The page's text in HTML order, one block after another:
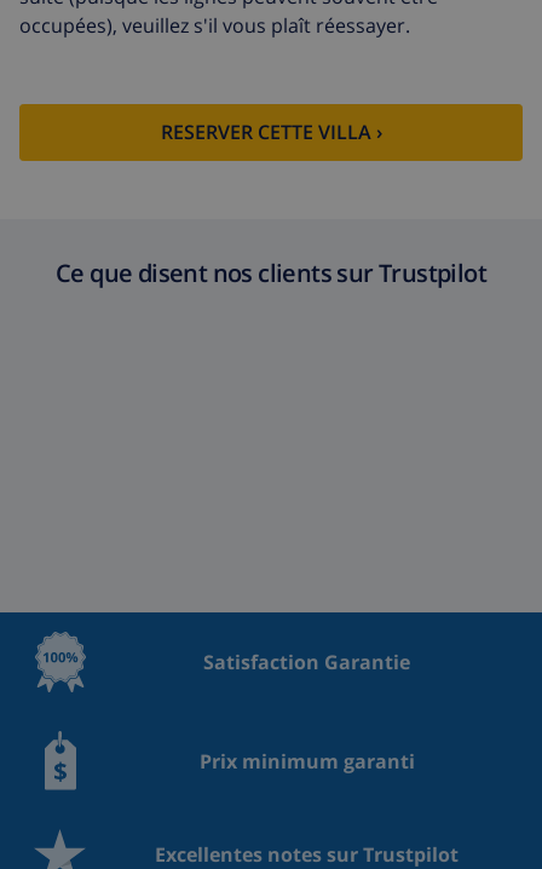
occupées), veuillez s'il vous plaît réessayer.
RESERVER CETTE VILLA ›
Ce que disent nos clients sur Trustpilot
Satisfaction Garantie
Prix minimum garanti
Excellentes notes sur Trustpilot